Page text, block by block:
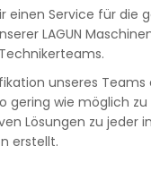
einen Service für die
LAGUN
unseres
gering wie möglich
Lösungen zu jeder
erstellt.